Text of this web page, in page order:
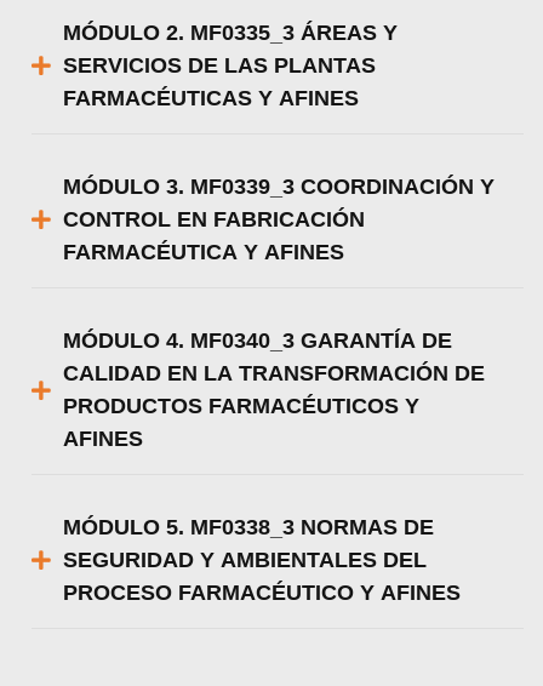
MÓDULO 2. MF0335_3 ÁREAS Y
SERVICIOS DE LAS PLANTAS
FARMACÉUTICAS Y AFINES
MÓDULO 3. MF0339_3 COORDINACIÓN Y
CONTROL EN FABRICACIÓN
FARMACÉUTICA Y AFINES
MÓDULO 4. MF0340_3 GARANTÍA DE
CALIDAD EN LA TRANSFORMACIÓN DE
PRODUCTOS FARMACÉUTICOS Y
AFINES
MÓDULO 5. MF0338_3 NORMAS DE
SEGURIDAD Y AMBIENTALES DEL
PROCESO FARMACÉUTICO Y AFINES